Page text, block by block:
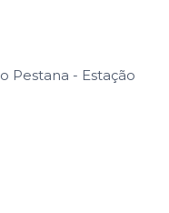
Pestana - Estação